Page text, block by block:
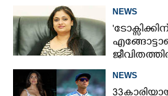
NEWS
ഉള്ളിൽ
NEWS